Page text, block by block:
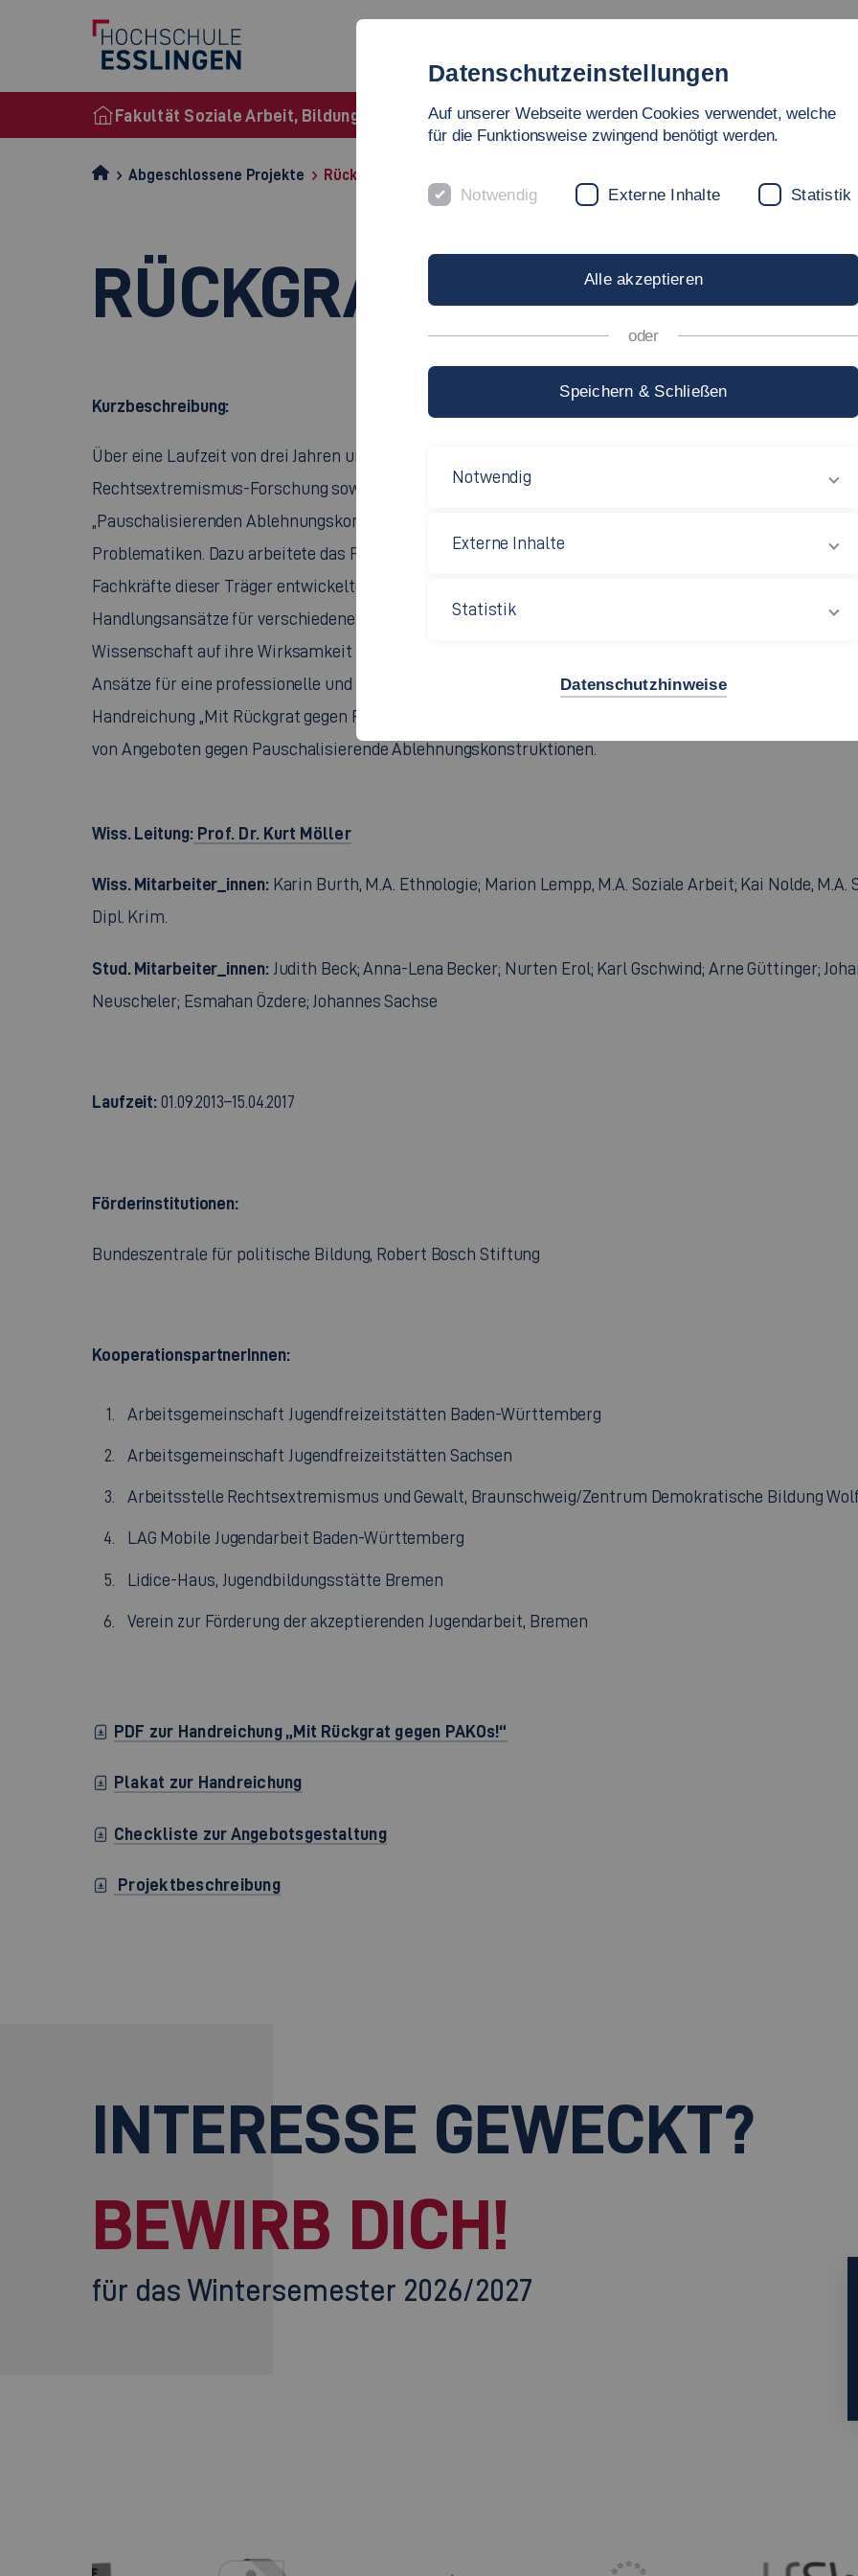
Fakultät Soziale Arbeit, Bildung und Pflege
Abgeschlossene Projekte Rückgrat
RÜCKGRAT
Kurzbeschreibung:
Über eine Laufzeit von drei Jahren und vier Monaten transformierte das Forschungsprojekt „Rückgrat“
Rechtsextremismus-Forschung sowie aus Studien zu sogenannter „Gruppenbezogener
„Pauschalisierenden Ablehnungskonstruktionen“ (PAKOs) in Erfolg versprechende sozialarbeiterische
Problematiken. Dazu arbeitete das Projekt in engem Praxis-Wissenschaft-Verbund mit erfahrenen
Fachkräfte dieser Träger entwickelten in Bezug auf die genannten Herausforderungen gender-,
Handlungsansätze für verschiedene Adressat_innen. Mittels formativer Evaluation wurden diese
Wissenschaft auf ihre Wirksamkeit hin untersucht und in Richtung auf Modellreife vorangetrieben. Auf
Ansätze für eine professionelle und damit auch strategische Angebotsentwicklung herausgearbeitet.
Handreichung „Mit Rückgrat gegen PAKOs!“ aufbereitet, die eine Anleitung bereitstellt für die
von Angeboten gegen Pauschalisierende Ablehnungskonstruktionen.
Wiss. Leitung:Prof. Dr. Kurt Möller
Wiss. Mitarbeiter_innen:Karin Burth, M.A. Ethnologie; Marion Lempp, M.A. Soziale Arbeit; Kai Nolde, M.A.
Dipl. Krim.
Stud. Mitarbeiter_innen:Judith Beck; Anna-Lena Becker; Nurten Erol; Karl Gschwind; Arne Güttinger;
Neuscheler; Esmahan Özdere; Johannes Sachse
Laufzeit: 01.09.2013–15.04.2017
Förderinstitutionen:
Bundeszentrale für politische Bildung, Robert Bosch Stiftung
KooperationspartnerInnen:
Arbeitsgemeinschaft Jugendfreizeitstätten Baden-Württemberg
Arbeitsgemeinschaft Jugendfreizeitstätten Sachsen
Arbeitsstelle Rechtsextremismus und Gewalt, Braunschweig/Zentrum Demokratische Bildung
LAG Mobile Jugendarbeit Baden-Württemberg
Lidice-Haus, Jugendbildungsstätte Bremen
Verein zur Förderung der akzeptierenden Jugendarbeit, Bremen
PDF zur Handreichung „Mit Rückgrat gegen PAKOs!“
Plakat zur Handreichung
Checkliste zur Angebotsgestaltung
Projektbeschreibung
INTERESSE GEWECKT?
BEWIRB DICH!
für das Wintersemester 2026/2027
Datenschutzeinstellungen
Auf unserer Webseite werden Cookies verwendet, welche
für die Funktionsweise zwingend benötigt werden.
Notwendig Externe Inhalte Statistik
Alle akzeptieren
oder
Speichern & Schließen
Notwendig
Externe Inhalte
Statistik
Datenschutzhinweise